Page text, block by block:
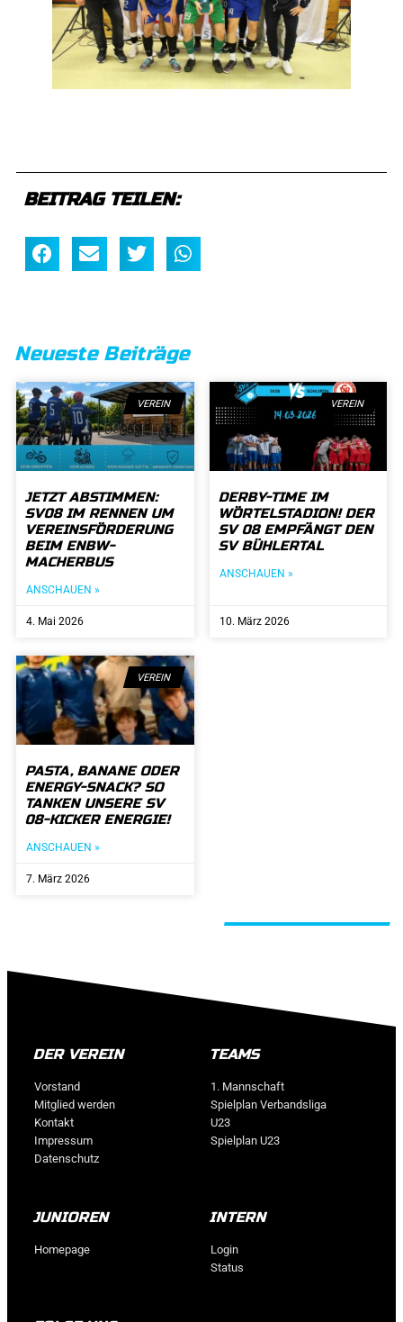
BEITRAG TEILEN:
Neueste Beiträge
VEREIN
JETZT ABSTIMMEN:
SV08 IM RENNEN UM
VEREINSFÖRDERUNG
BEIM ENBW-
MACHERBUS
ANSCHAUEN »
4. Mai 2026
VEREIN
DERBY-TIME IM
WÖRTELSTADION! DER
SV 08 EMPFÄNGT DEN
SV BÜHLERTAL
ANSCHAUEN »
10. März 2026
VEREIN
PASTA, BANANE ODER
ENERGY-SNACK? SO
TANKEN UNSERE SV
08-KICKER ENERGIE!
ANSCHAUEN »
7. März 2026
DER VEREIN
Vorstand
Mitglied werden
Kontakt
Impressum
Datenschutz
TEAMS
1. Mannschaft
Spielplan Verbandsliga
U23
Spielplan U23
JUNIOREN
Homepage
INTERN
Login
Status